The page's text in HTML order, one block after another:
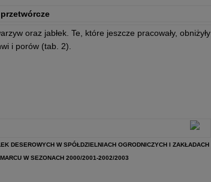
oraz jabłek. Te, które jeszcze pracowały, obniżyły
i porów (tab. 2).
DESEROWYCH W SPÓŁDZIELNIACH OGRODNICZYCH I ZAKŁADACH
W SEZONACH 2000/2001-2002/2003